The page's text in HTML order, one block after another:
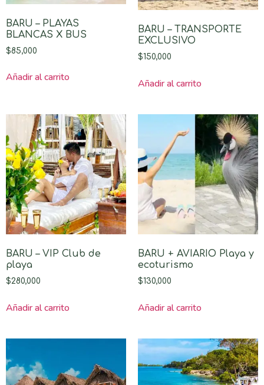
BARU – PLAYAS
BLANCAS X BUS
$85,000
Añadir al carrito
BARU – TRANSPORTE
EXCLUSIVO
$150,000
Añadir al carrito
BARU – VIP Club de
playa
$280,000
Añadir al carrito
BARU + AVIARIO Playa y
ecoturismo
$130,000
Añadir al carrito